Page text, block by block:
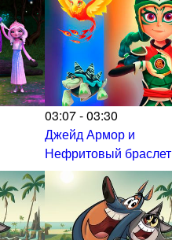
03:07 - 03:30
Джейд Армор и
Нефритовый браслет